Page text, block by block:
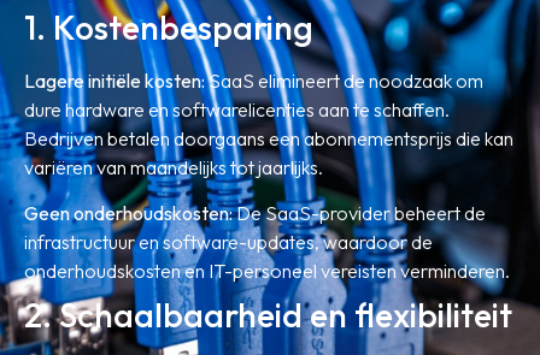
1. Kostenbesparing
Lagere initiële kosten:SaaS elimineert de noodzaak om
dure hardware en softwarelicenties aan te schaffen.
Bedrijven betalen doorgaans een abonnementsprijs die kan
variëren van maandelijks tot jaarlijks.
Geen onderhoudskosten:De SaaS-provider beheert de
infrastructuur en software-updates, waardoor de
onderhoudskosten en IT-personeel vereisten verminderen.
2. Schaalbaarheid en flexibiliteit